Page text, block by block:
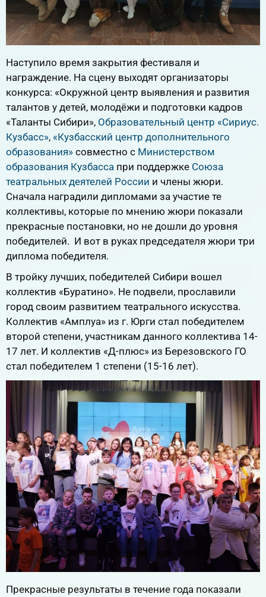
Наступило время закрытия фестиваля и
награждение. На сцену выходят организаторы
конкурса: «Окружной центр выявления и развития
талантов у детей, молодёжи и подготовки кадров
«Таланты Сибири», Образовательный центр «Сириус.
Кузбасс», «Кузбасский центр дополнительного
образования» совместно с Министерством
образования Кузбасса при поддержке Союза
театральных деятелей России и члены жюри.
Сначала наградили дипломами за участие те
коллективы, которые по мнению жюри показали
прекрасные постановки, но не дошли до уровня
победителей. И вот в руках председателя жюри три
диплома победителя.
В тройку лучших, победителей Сибири вошел
коллектив «Буратино». Не подвели, прославили
город своим развитием театрального искусства.
Коллектив «Амплуа» из г. Юрги стал победителем
второй степени, участникам данного коллектива 14-
17 лет. И коллектив «Д-плюс» из Березовского ГО
стал победителем 1 степени (15-16 лет).
Прекрасные результаты в течение года показали